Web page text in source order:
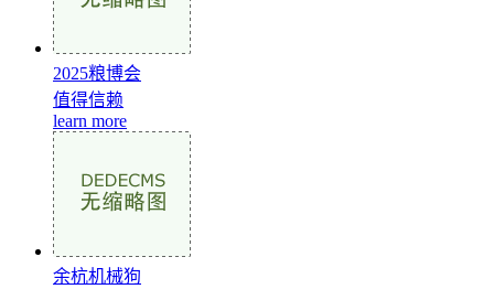
2025粮博会
值得信赖
learn more
余杭机械狗